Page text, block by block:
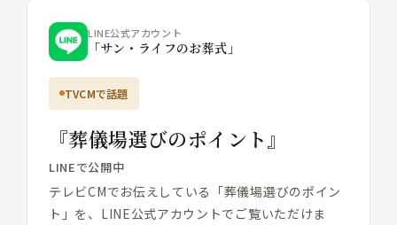
LINE公式アカウント
「サン・ライフのお葬式」
TVCMで話題
『葬儀場選びのポイント』
LINEで公開中
テレビCMでお伝えしている「葬儀場選びのポイン
ト」を、LINE公式アカウントでご覧いただけま